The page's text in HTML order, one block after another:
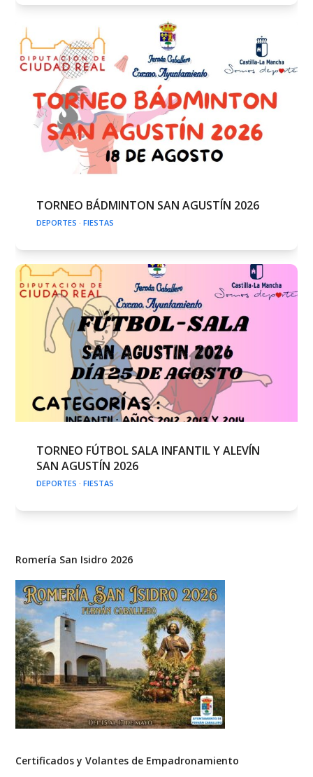
TORNEO BÁDMINTON SAN AGUSTÍN 2026
DEPORTES ·FIESTAS
TORNEO FÚTBOL SALA INFANTIL Y ALEVÍN
SAN AGUSTÍN 2026
DEPORTES ·FIESTAS
Romería San Isidro 2026
Certificados y Volantes de Empadronamiento